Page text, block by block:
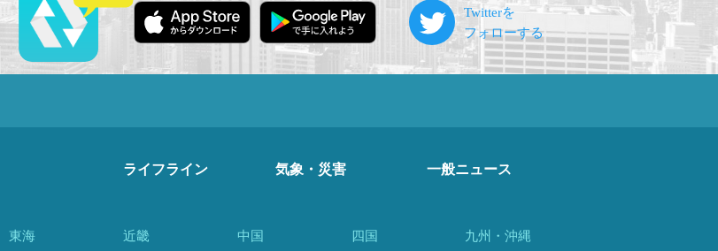
ライフライン 気象・災害 一般ニュース
東海 近畿 中国 四国 九州・沖縄